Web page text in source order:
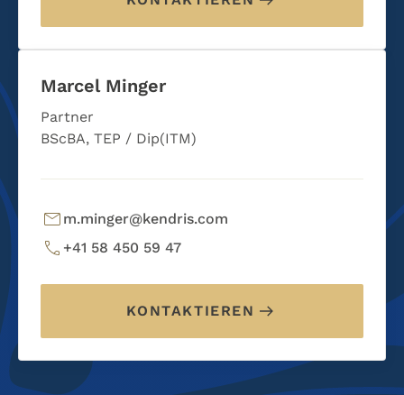
Marcel Minger
Partner
BScBA, TEP / Dip(ITM)
m.minger@kendris.com
+41 58 450 59 47
KONTAKTIEREN